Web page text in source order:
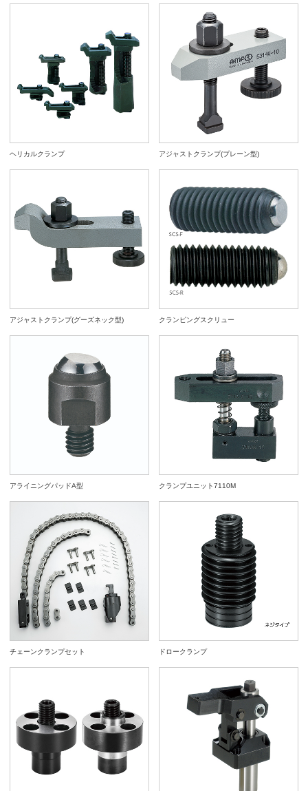
ヘリカルクランプ アジャストクランプ(プレーン型)
アジャストクランプ(グーズネック型) クランピングスクリュー
アライニングパッドA型 クランプユニット7110M
チェーンクランプセット ドロークランプ